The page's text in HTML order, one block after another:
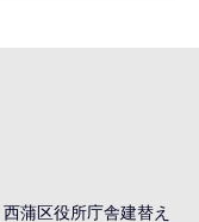
西蒲区役所庁舎建替え